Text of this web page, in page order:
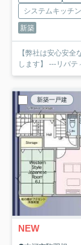
システムキッチン
新築
【弊社は安心安
します】 ---リバ
新築一戸建
NEW